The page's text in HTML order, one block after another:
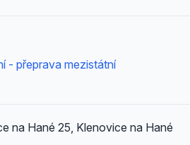
- přeprava mezistátní
na Hané 25, Klenovice na Hané